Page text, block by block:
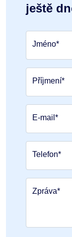
ještě
Jméno*
Příjmení*
E-mail*
Telefon*
Zpráva*